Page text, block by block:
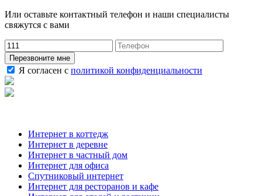
Или оставьте контактный телефон и наши специалисты
свяжутся с вами
Перезвоните мне
Я согласен с политикой конфиденциальности
Интернет в коттедж
Интернет в деревне
Интернет в частный дом
Интернет для офиса
Спутниковый интернет
Интернет для ресторанов и кафе